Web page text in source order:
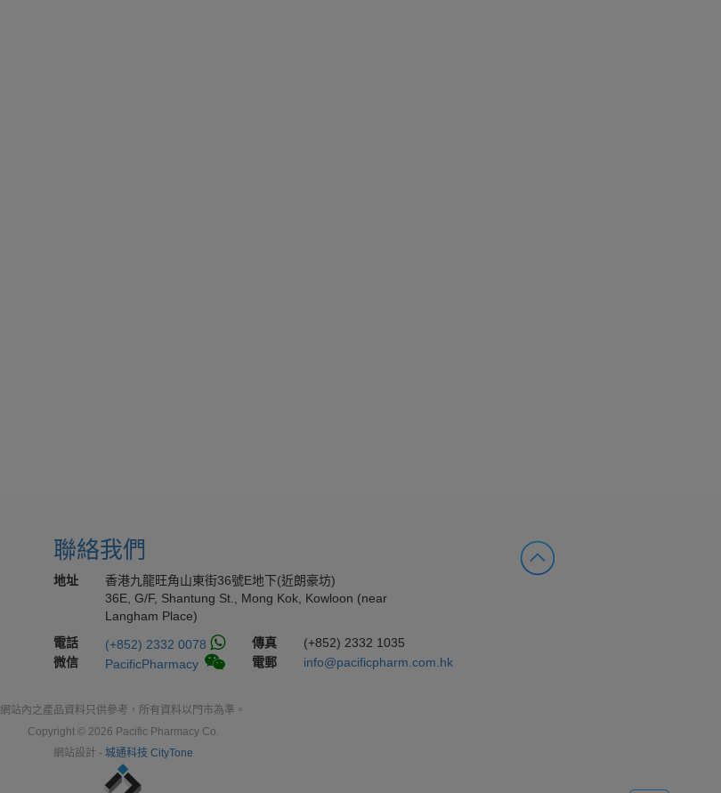
聯絡我們
地址
香港九龍旺角山東街36號E地下(近朗豪坊)
36E, G/F, Shantung St., Mong Kok, Kowloon (near
Langham Place)
電話
(+852) 2332 0078 傳真
(+852) 2332 1035
微信
PacificPharmacy 電郵 info@pacificpharm.com.hk
網站內之產品資料只供參考，所有資料以門市為準。
Copyright © 2026 Pacific Pharmacy Co.
網站設計 - 城通科技 CityTone